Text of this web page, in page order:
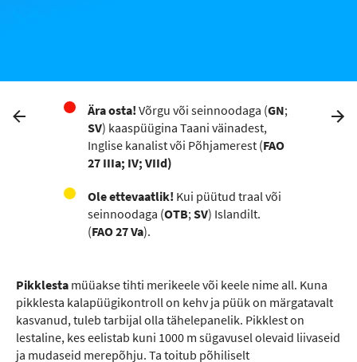
Ära osta! Võrgu või seinnoodaga (GN;
SV) kaaspüügina Taani väinadest,
Inglise kanalist või Põhjamerest (FAO
27 IIIa; IV; VIId)
Ole ettevaatlik! Kui püütud traal või
seinnoodaga (OTB; SV) Islandilt.
(FAO 27 Va).
Pikklesta müüakse tihti merikeele või keele nime all. Kuna
pikklesta kalapüügikontroll on kehv ja püük on märgatavalt
kasvanud, tuleb tarbijal olla tähelepanelik. Pikklest on
lestaline, kes eelistab kuni 1000 m sügavusel olevaid liivaseid
ja mudaseid merepõhju. Ta toitub põhiliselt